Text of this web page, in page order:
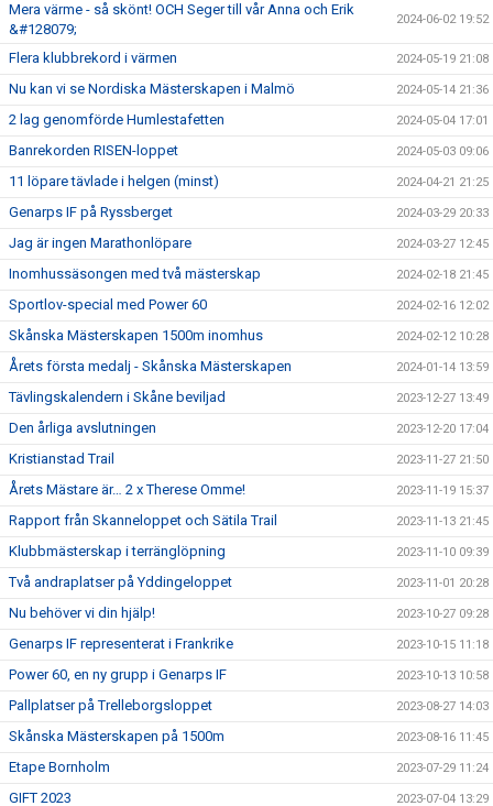
Mera värme - så skönt! OCH Seger till vår Anna och Erik
&#128079;
2024-06-02 19:52
Flera klubbrekord i värmen 2024-05-19 21:08
Nu kan vi se Nordiska Mästerskapen i Malmö 2024-05-14 21:36
2 lag genomförde Humlestafetten 2024-05-04 17:01
Banrekorden RISEN-loppet 2024-05-03 09:06
11 löpare tävlade i helgen (minst) 2024-04-21 21:25
Genarps IF på Ryssberget 2024-03-29 20:33
Jag är ingen Marathonlöpare 2024-03-27 12:45
Inomhussäsongen med två mästerskap 2024-02-18 21:45
Sportlov-special med Power 60 2024-02-16 12:02
Skånska Mästerskapen 1500m inomhus 2024-02-12 10:28
Årets första medalj - Skånska Mästerskapen 2024-01-14 13:59
Tävlingskalendern i Skåne beviljad 2023-12-27 13:49
Den årliga avslutningen 2023-12-20 17:04
Kristianstad Trail 2023-11-27 21:50
Årets Mästare är… 2 x Therese Omme! 2023-11-19 15:37
Rapport från Skanneloppet och Sätila Trail 2023-11-13 21:45
Klubbmästerskap i terränglöpning 2023-11-10 09:39
Två andraplatser på Yddingeloppet 2023-11-01 20:28
Nu behöver vi din hjälp! 2023-10-27 09:28
Genarps IF representerat i Frankrike 2023-10-15 11:18
Power 60, en ny grupp i Genarps IF 2023-10-13 10:58
Pallplatser på Trelleborgsloppet 2023-08-27 14:03
Skånska Mästerskapen på 1500m 2023-08-16 11:45
Etape Bornholm 2023-07-29 11:24
GIFT 2023 2023-07-04 13:29